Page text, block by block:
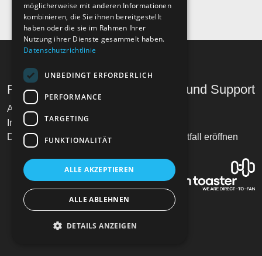
Recht und Ordnung
AGB
Impressum
Datenschutz
Hilfe und Support
Supportfall eröffnen
möglicherweise mit anderen Informationen
kombinieren, die Sie ihnen bereitgestellt
haben oder die sie im Rahmen Ihrer
Nutzung ihrer Dienste gesammelt haben.
Datenschutzrichtlinie
UNBEDINGT ERFORDERLICH
PERFORMANCE
TARGETING
FUNKTIONALITÄT
ALLE AKZEPTIEREN
ALLE ABLEHNEN
DETAILS ANZEIGEN